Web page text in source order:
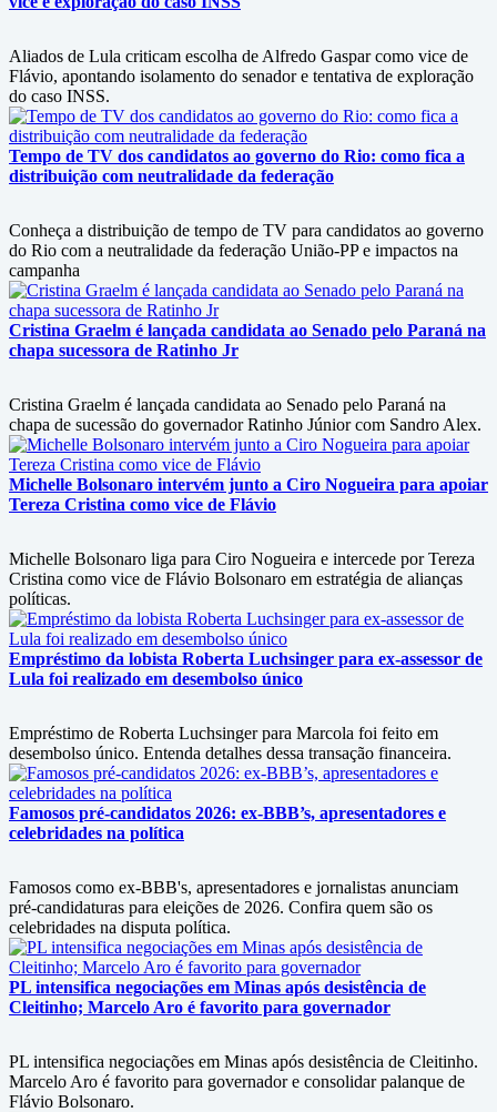
Aliados de Lula criticam escolha de Alfredo Gaspar como vice de
Flávio, apontando isolamento do senador e tentativa de exploração
do caso INSS.
Tempo de TV dos candidatos ao governo do Rio: como fica a
distribuição com neutralidade da federação
Conheça a distribuição de tempo de TV para candidatos ao governo
do Rio com a neutralidade da federação União-PP e impactos na
campanha
Cristina Graelm é lançada candidata ao Senado pelo Paraná na
chapa sucessora de Ratinho Jr
Cristina Graelm é lançada candidata ao Senado pelo Paraná na
chapa de sucessão do governador Ratinho Júnior com Sandro Alex.
Michelle Bolsonaro intervém junto a Ciro Nogueira para apoiar
Tereza Cristina como vice de Flávio
Michelle Bolsonaro liga para Ciro Nogueira e intercede por Tereza
Cristina como vice de Flávio Bolsonaro em estratégia de alianças
políticas.
Empréstimo da lobista Roberta Luchsinger para ex-assessor de
Lula foi realizado em desembolso único
Empréstimo de Roberta Luchsinger para Marcola foi feito em
desembolso único. Entenda detalhes dessa transação financeira.
Famosos pré-candidatos 2026: ex-BBB’s, apresentadores e
celebridades na política
Famosos como ex-BBB's, apresentadores e jornalistas anunciam
pré-candidaturas para eleições de 2026. Confira quem são os
celebridades na disputa política.
PL intensifica negociações em Minas após desistência de
Cleitinho; Marcelo Aro é favorito para governador
PL intensifica negociações em Minas após desistência de Cleitinho.
Marcelo Aro é favorito para governador e consolidar palanque de
Flávio Bolsonaro.